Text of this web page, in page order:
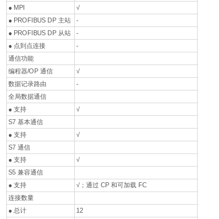
● MPI
√
● PROFIBUS DP 主站
-
● PROFIBUS DP 从站
-
● 点到点连接
-
通信功能
编程器/OP 通信
√
数据记录路由
-
全局数据通信
● 支持
√
S7 基本通信
● 支持
√
S7 通信
● 支持
√
S5 兼容通信
● 支持
√；通过 CP 和可加载 FC
连接数量
● 总计
12